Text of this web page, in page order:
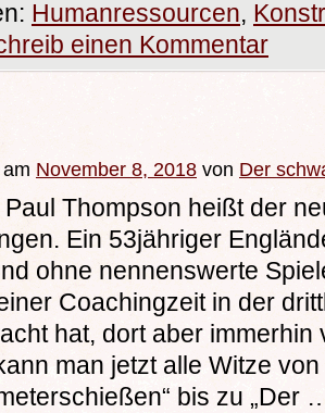
Humanressourcen,
einen Kommentar
November 8, 2018 von Der
Thompson heißt der
Ein 53jähriger
ohne nennenswerte
Coachingzeit in der
hat, dort aber immerhin
man jetzt alle Witze
bis zu „Der